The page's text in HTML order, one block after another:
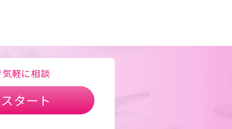
軽に相談
タート